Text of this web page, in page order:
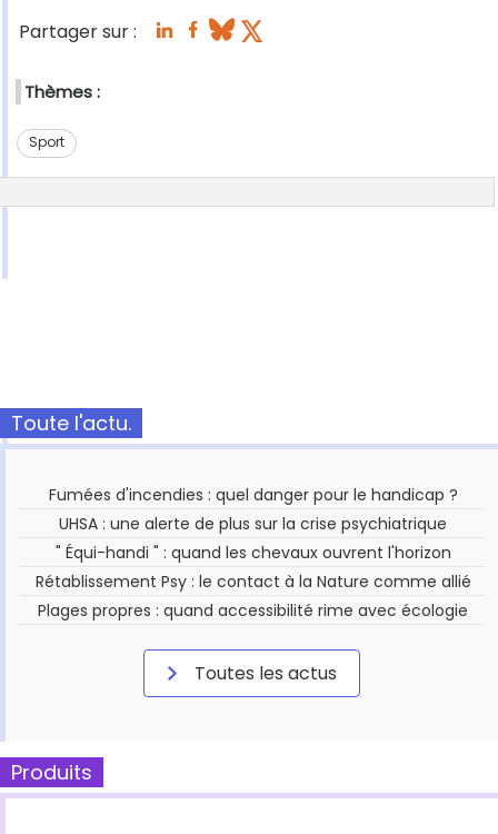
Partager sur :
Thèmes :
Sport
Toute l'actu.
Fumées d'incendies : quel danger pour le handicap ?
UHSA : une alerte de plus sur la crise psychiatrique
" Équi-handi " : quand les chevaux ouvrent l'horizon
Rétablissement Psy : le contact à la Nature comme allié
Plages propres : quand accessibilité rime avec écologie
Toutes les actus
Produits